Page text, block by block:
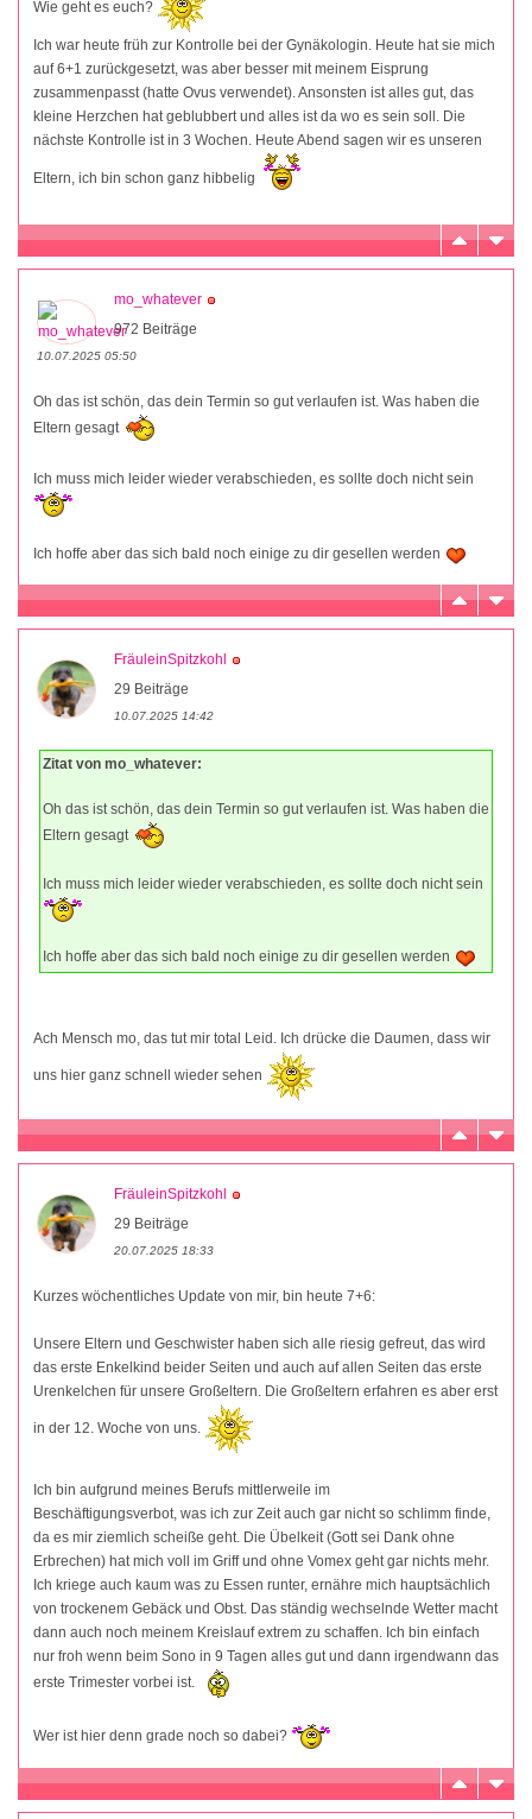
Wie geht es euch?
Ich war heute früh zur Kontrolle bei der Gynäkologin. Heute hat sie mich
auf 6+1 zurückgesetzt, was aber besser mit meinem Eisprung
zusammenpasst (hatte Ovus verwendet). Ansonsten ist alles gut, das
kleine Herzchen hat geblubbert und alles ist da wo es sein soll. Die
nächste Kontrolle ist in 3 Wochen. Heute Abend sagen wir es unseren
Eltern, ich bin schon ganz hibbelig
mo_whatever
972 Beiträge
10.07.2025 05:50
Oh das ist schön, das dein Termin so gut verlaufen ist. Was haben die
Eltern gesagt
Ich muss mich leider wieder verabschieden, es sollte doch nicht sein
Ich hoffe aber das sich bald noch einige zu dir gesellen werden
FräuleinSpitzkohl
29 Beiträge
10.07.2025 14:42
Zitat von mo_whatever:
Oh das ist schön, das dein Termin so gut verlaufen ist. Was haben die
Eltern gesagt
Ich muss mich leider wieder verabschieden, es sollte doch nicht sein
Ich hoffe aber das sich bald noch einige zu dir gesellen werden
Ach Mensch mo, das tut mir total Leid. Ich drücke die Daumen, dass wir
uns hier ganz schnell wieder sehen
FräuleinSpitzkohl
29 Beiträge
20.07.2025 18:33
Kurzes wöchentliches Update von mir, bin heute 7+6:
Unsere Eltern und Geschwister haben sich alle riesig gefreut, das wird
das erste Enkelkind beider Seiten und auch auf allen Seiten das erste
Urenkelchen für unsere Großeltern. Die Großeltern erfahren es aber erst
in der 12. Woche von uns.
Ich bin aufgrund meines Berufs mittlerweile im
Beschäftigungsverbot, was ich zur Zeit auch gar nicht so schlimm finde,
da es mir ziemlich scheiße geht. Die Übelkeit (Gott sei Dank ohne
Erbrechen) hat mich voll im Griff und ohne Vomex geht gar nichts mehr.
Ich kriege auch kaum was zu Essen runter, ernähre mich hauptsächlich
von trockenem Gebäck und Obst. Das ständig wechselnde Wetter macht
dann auch noch meinem Kreislauf extrem zu schaffen. Ich bin einfach
nur froh wenn beim Sono in 9 Tagen alles gut und dann irgendwann das
erste Trimester vorbei ist.
Wer ist hier denn grade noch so dabei?